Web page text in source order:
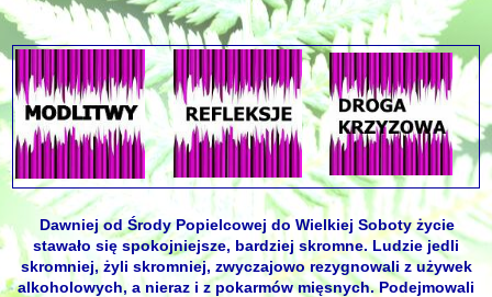
Dawniej od Środy Popielcowej do Wielkiej Soboty życie
stawało się spokojniejsze, bardziej skromne. Ludzie jedli
skromniej, żyli skromniej, zwyczajowo rezygnowali z używek
alkoholowych, a nieraz i z pokarmów mięsnych. Podejmowali